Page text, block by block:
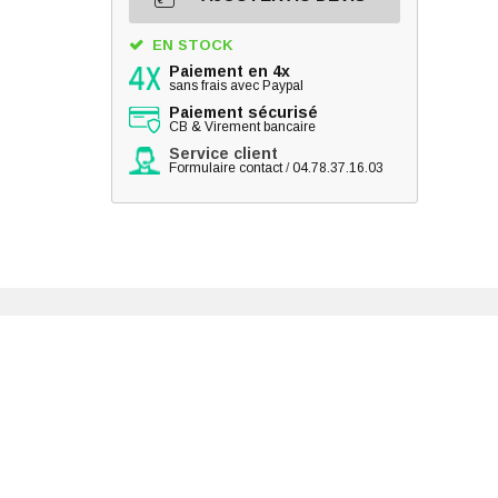
EN STOCK
Paiement en 4x
sans frais avec Paypal
Paiement sécurisé
CB & Virement bancaire
Service client
Formulaire contact/04.78.37.16.03